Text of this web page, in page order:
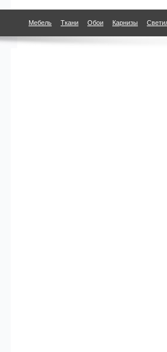
Мебель Ткани Обои Карнизы